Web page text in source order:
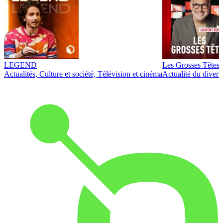
LEGEND
Actualités, Culture et société, Télévision et cinéma
Les Grosses Têtes
Actualité du